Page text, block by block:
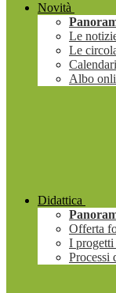
Novità
Le
Le
Albo
Didattica
Offerta
I progetti
Processi